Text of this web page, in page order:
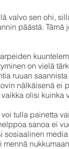
valvo sen ohi,
päästä. Tämä
on vielä
ruuan
nälkäisenä ei
olisi kuinka
tulla painetta
sanoa ei